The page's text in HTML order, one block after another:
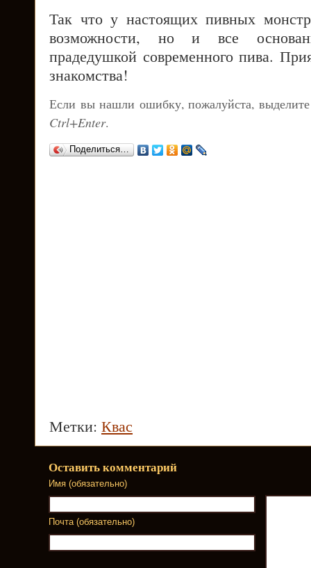
Так что у настоящих пивных
возможности, но и все
прадедушкой современного пива.
знакомства!
Если вы нашли ошибку, пожалуйста,
Ctrl+Enter.
Поделиться…
Метки: Квас
Оставить комментарий
Имя (обязательно)
Почта (обязательно)